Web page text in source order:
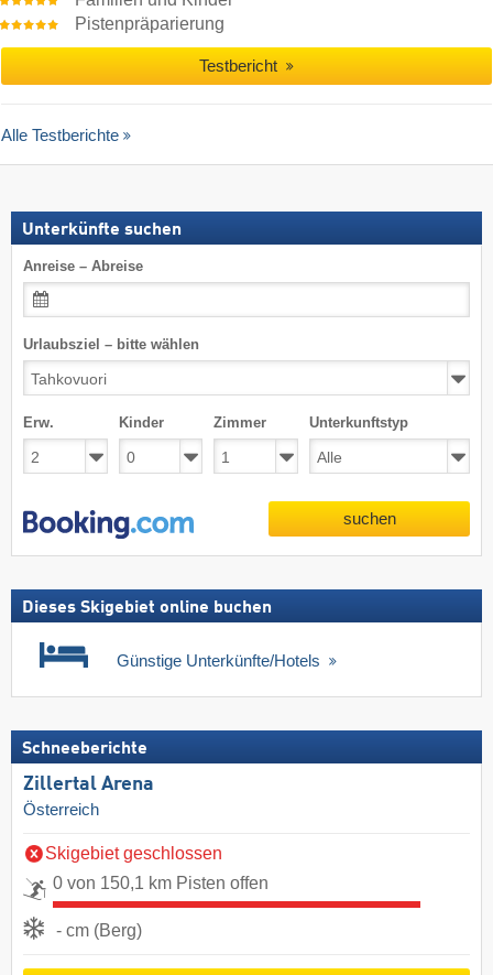
Pistenpräparierung
Testbericht
Alle Testberichte
Unterkünfte suchen
Anreise – Abreise
Urlaubsziel – bitte wählen
Erw. Kinder Zimmer Unterkunftstyp
suchen
Dieses Skigebiet online buchen
Günstige Unterkünfte/Hotels
Schneeberichte
Zillertal Arena
Österreich
Skigebiet geschlossen
0 von 150,1 km Pisten offen
- cm (Berg)